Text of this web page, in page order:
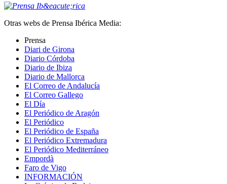
Otras webs de Prensa Ibérica Media:
Prensa
Diari de Girona
Diario Córdoba
Diario de Ibiza
Diario de Mallorca
El Correo de Andalucía
El Correo Gallego
El Día
El Periódico de Aragón
El Periódico
El Periódico de España
El Periódico Extremadura
El Periódico Mediterráneo
Empordà
Faro de Vigo
INFORMACIÓN